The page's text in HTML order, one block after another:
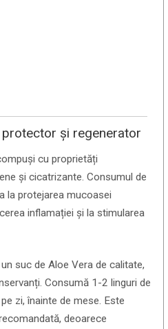
și regenerator
cu proprietăți
și cicatrizante. Consumul de
la protejarea mucoasei
inflamației și la stimularea
suc de Aloe Vera de calitate,
Consumă 1-2 linguri de
zi, înainte de mese. Este
deoarece